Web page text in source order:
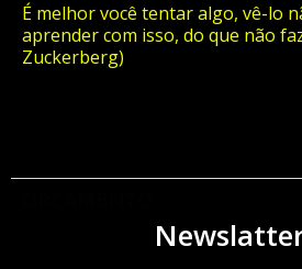
É melhor você tentar algo, vê-lo
aprender com isso, do que não
Zuckerberg)